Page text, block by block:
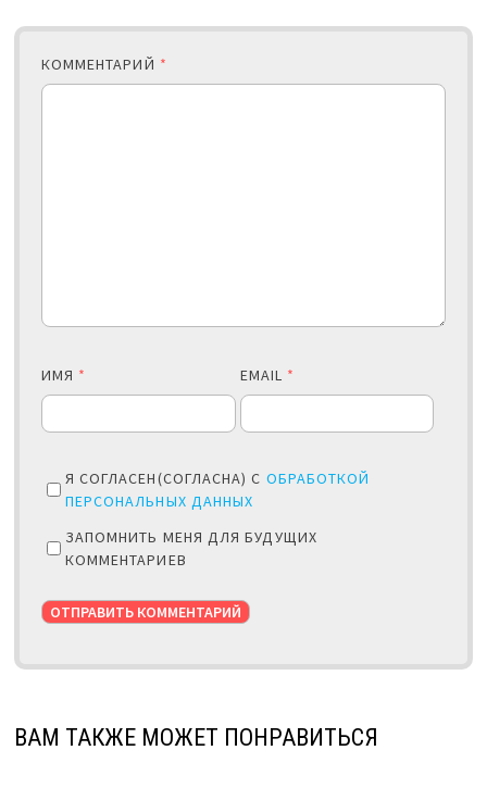
КОММЕНТАРИЙ *
ИМЯ * EMAIL *
Я СОГЛАСЕН(СОГЛАСНА) С ОБРАБОТКОЙ
ПЕРСОНАЛЬНЫХ ДАННЫХ
ЗАПОМНИТЬ МЕНЯ ДЛЯ БУДУЩИХ
КОММЕНТАРИЕВ
ВАМ ТАКЖЕ МОЖЕТ ПОНРАВИТЬСЯ